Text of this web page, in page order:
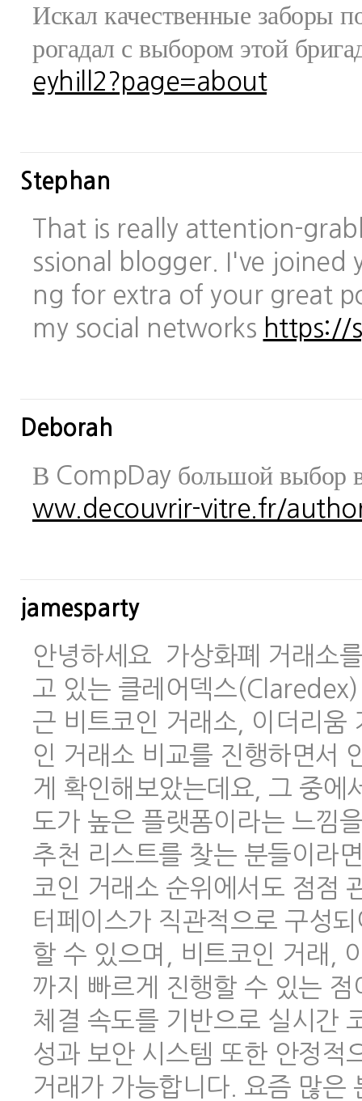
Искал качественные заборы
рогадал с выбором этой
eyhill2?page=about
Stephan
That is really attention-
ssional blogger. I've joined
ng for extra of your great
my social networks https://
Deborah
В CompDay большой выбор
ww.decouvrir-vitre.fr/
jamesparty
안녕하세요 가상화폐 거래소
고 있는 클레어덱스
근 비트코인 거래소, 이더리움
인 거래소 비교를 진행하면서
게 확인해보았는데요, 그 중에
도가 높은 플랫폼이라는 느낌
추천 리스트를 찾는 분들이라
코인 거래소 순위에서도 점점
터페이스가 직관적으로 구성
할 수 있으며, 비트코인 거래,
까지 빠르게 진행할 수 있는
체결 속도를 기반으로 실시간
성과 보안 시스템 또한 안정적
거래가 가능합니다. 요즘 많은